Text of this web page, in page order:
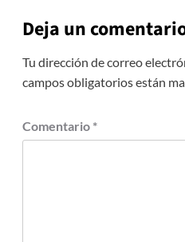
Deja un
Tu dirección de correo
campos obligatorios están
Comentario *